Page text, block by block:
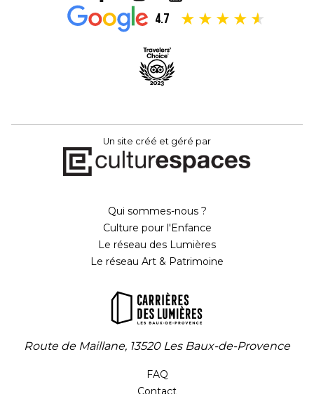
4.7
Un site créé et géré par
Qui sommes-nous ?
Culture pour l'Enfance
Le réseau des Lumières
Le réseau Art & Patrimoine
Route de Maillane, 13520 Les Baux-de-Provence
FAQ
Contact